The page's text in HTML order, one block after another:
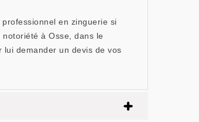
en zinguerie si
à Osse, dans le
lui demander un devis de vos